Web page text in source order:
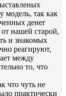
модель, так как
денег
нашей старой,
и знакомых
реагируют,
между
то, что
что чуть не
практически